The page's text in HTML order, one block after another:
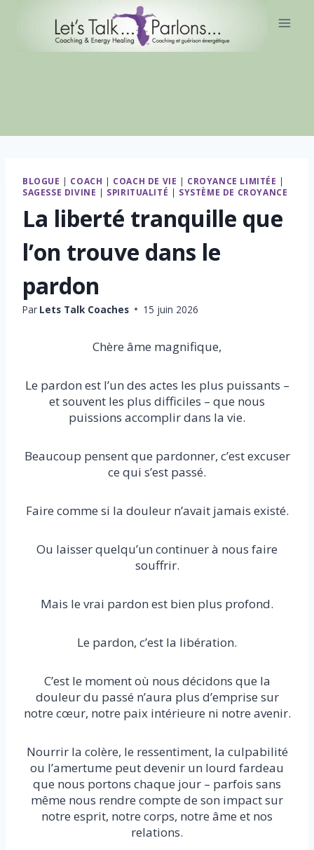
BLOGUE | COACH | COACH DE VIE | CROYANCE LIMITÉE |
SAGESSE DIVINE | SPIRITUALITÉ | SYSTÈME DE CROYANCE
La liberté tranquille que
l’on trouve dans le
pardon
Par Lets Talk Coaches 15 juin 2026
Chère âme magnifique,
Le pardon est l’un des actes les plus puissants –
et souvent les plus difficiles – que nous
puissions accomplir dans la vie.
Beaucoup pensent que pardonner, c’est excuser
ce qui s’est passé.
Faire comme si la douleur n’avait jamais existé.
Ou laisser quelqu’un continuer à nous faire
souffrir.
Mais le vrai pardon est bien plus profond.
Le pardon, c’est la libération.
C’est le moment où nous décidons que la
douleur du passé n’aura plus d’emprise sur
notre cœur, notre paix intérieure ni notre avenir.
Nourrir la colère, le ressentiment, la culpabilité
ou l’amertume peut devenir un lourd fardeau
que nous portons chaque jour – parfois sans
même nous rendre compte de son impact sur
notre esprit, notre corps, notre âme et nos
relations.